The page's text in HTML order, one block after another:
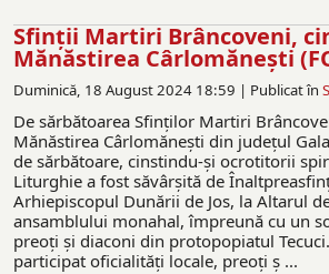
Sfinţii Martiri Brâncoveni,
Mănăstirea Cârlomăneşti
Duminică, 18 August 2024 18:59 | Publicat în
De sărbătoarea Sfinţilor Martiri
Mănăstirea Cârlomăneşti din judeţul
de sărbătoare, cinstindu-şi ocrotitorii
Liturghie a fost săvârşită de
Arhiepiscopul Dunării de Jos, la Altarul
ansamblului monahal, împreună cu un
preoţi şi diaconi din protopopiatul
participat oficialităţi locale, preoţi ş ...